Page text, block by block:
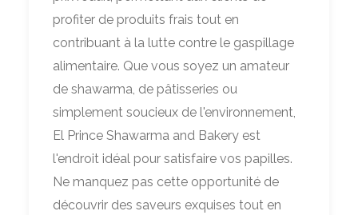
profiter de produits frais tout en
contribuant à la lutte contre le gaspillage
alimentaire. Que vous soyez un amateur
de shawarma, de pâtisseries ou
simplement soucieux de l'environnement,
El Prince Shawarma and Bakery est
l'endroit idéal pour satisfaire vos papilles.
Ne manquez pas cette opportunité de
découvrir des saveurs exquises tout en